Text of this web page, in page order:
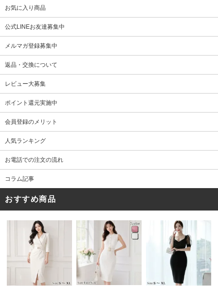
お気に入り商品
公式LINEお友達募集中
メルマガ登録募集中
返品・交換について
レビュー大募集
ポイント還元実施中
会員登録のメリット
人気ランキング
お電話での注文の流れ
コラム記事
おすすめ商品